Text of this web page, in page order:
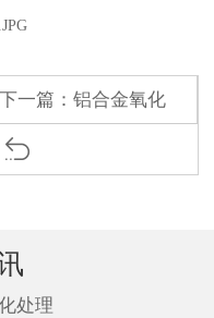
下一篇：铝合金氧化
处理